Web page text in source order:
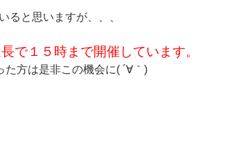
ると思いますが、、、
で１５時まで開催しています。
方は是非この機会に( ´∀｀)